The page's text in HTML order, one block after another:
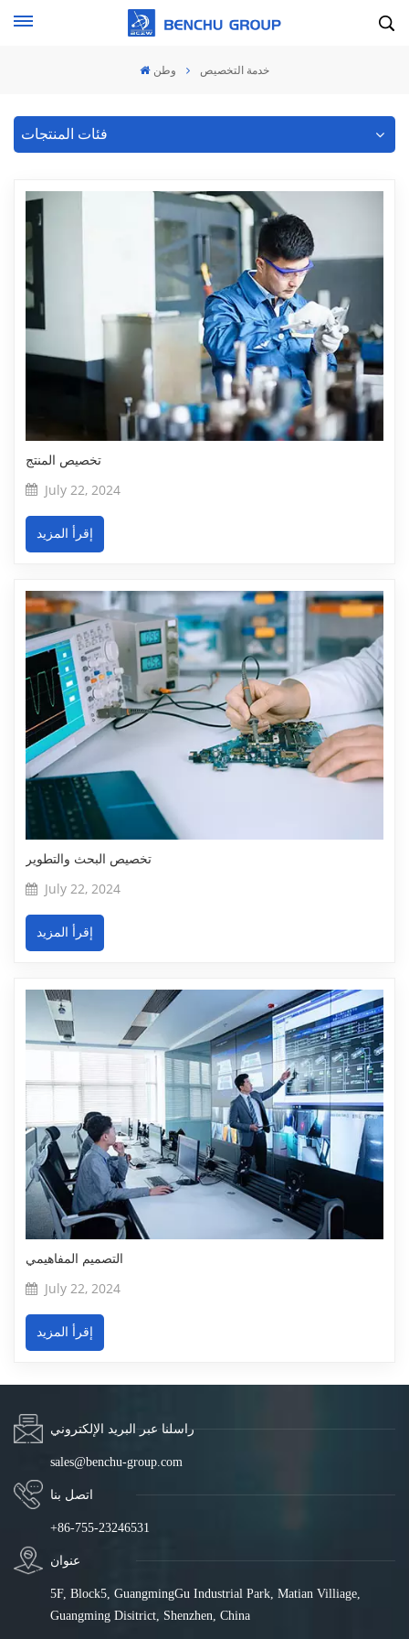
وطن خدمة التخصيص
فئات المنتجات
تخصيص المنتج
July 22, 2024
إقرأ المزيد
تخصيص البحث والتطوير
July 22, 2024
إقرأ المزيد
التصميم المفاهيمي
July 22, 2024
إقرأ المزيد
راسلنا عبر البريد الإلكتروني
sales@benchu-group.com
اتصل بنا
+86-755-23246531
عنوان
5F, Block5, GuangmingGu Industrial Park, Matian Villiage,
Guangming Disitrict, Shenzhen, China